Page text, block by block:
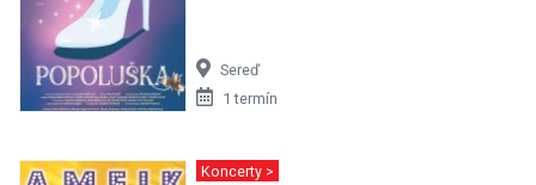
Sereď
1 termín
Koncerty >